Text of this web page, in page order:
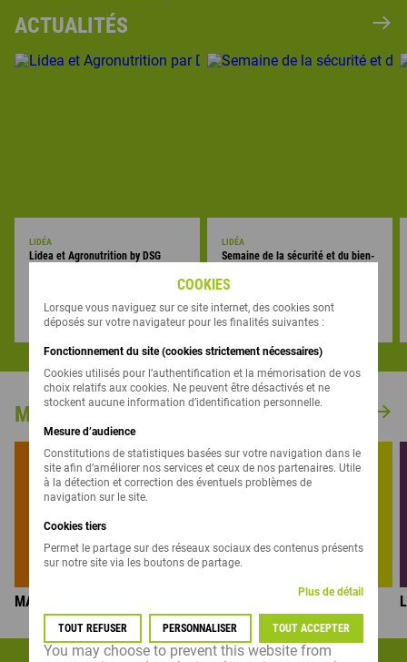
ACTUALITÉS
LIDÉA
Lidea et Agronutrition by DSG
29 juin 2026
LIDÉA
Semaine de la sécurité et du bien-
au centre de la démarche chez
17 juin 2026
MULTI-CROPS
MAÏS
COOKIES
Lorsque vous naviguez sur ce site internet, des cookies sont
déposés sur votre navigateur pour les finalités suivantes :
Fonctionnement du site (cookies strictement nécessaires)
Cookies utilisés pour l’authentification et la mémorisation de vos
choix relatifs aux cookies. Ne peuvent être désactivés et ne
stockent aucune information d’identification personnelle.
Mesure d’audience
Constitutions de statistiques basées sur votre navigation dans le
site afin d’améliorer nos services et ceux de nos partenaires. Utile
à la détection et correction des éventuels problèmes de
navigation sur le site.
Cookies tiers
Permet le partage sur des réseaux sociaux des contenus présents
sur notre site via les boutons de partage.
Plus de détail
TOUT REFUSER PERSONNALISER TOUT ACCEPTER
You may choose to prevent this website from